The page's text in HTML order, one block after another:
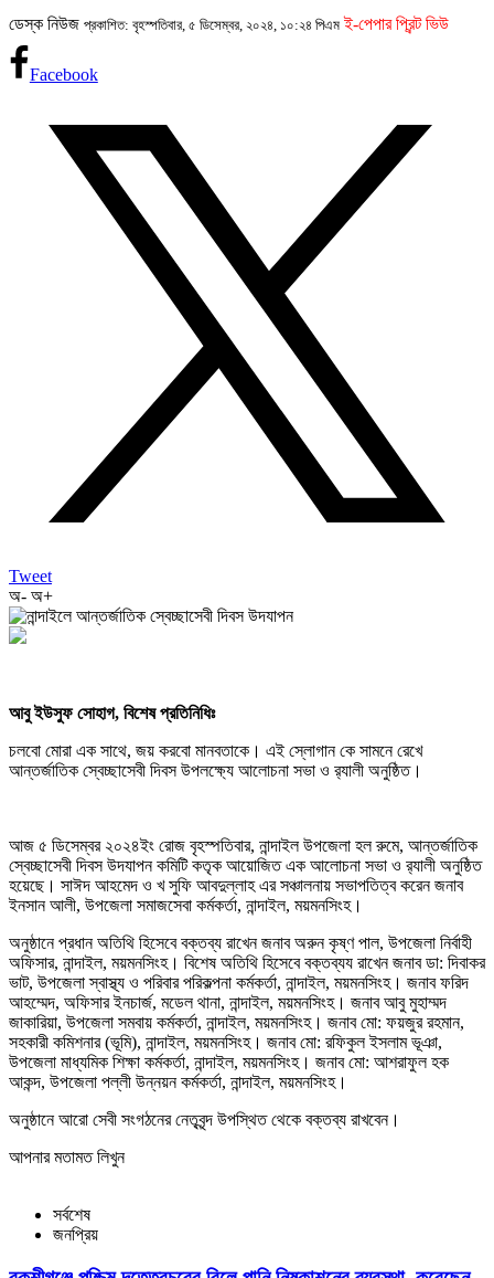
ডেস্ক নিউজ প্রকাশিত: বৃহস্পতিবার, ৫ ডিসেম্বর, ২০২৪, ১০:২৪ পিএম ই-পেপার প্রিন্ট ভিউ
Facebook
Tweet
অ- অ+
আবু ইউসুফ সোহাগ, বিশেষ প্রতিনিধিঃ
চলবো মোরা এক সাথে, জয় করবো মানবতাকে। এই স্লোগান কে সামনে রেখে
আন্তর্জাতিক স্বেচ্ছাসেবী দিবস উপলক্ষ্যে আলোচনা সভা ও র‍্যালী অনুষ্ঠিত।
আজ ৫ ডিসেম্বর ২০২৪ইং রোজ বৃহস্পতিবার, নান্দাইল উপজেলা হল রুমে, আন্তর্জাতিক
স্বেচ্ছাসেবী দিবস উদযাপন কমিটি কতৃক আয়োজিত এক আলোচনা সভা ও র‍্যালী অনুষ্ঠিত
হয়েছে। সাঈদ আহমেদ ও খ সুফি আবদুল্লাহ এর সঞ্চালনায় সভাপতিত্ব করেন জনাব
ইনসান আলী, উপজেলা সমাজসেবা কর্মকর্তা, নান্দাইল, ময়মনসিংহ।
অনুষ্ঠানে প্রধান অতিথি হিসেবে বক্তব্য রাখেন জনাব অরুন কৃষ্ণ পাল, উপজেলা নির্বাহী
অফিসার, নান্দাইল, ময়মনসিংহ। বিশেষ অতিথি হিসেবে বক্তব্যয রাখেন জনাব ডা: দিবাকর
ভাট, উপজেলা স্বাস্থ্য ও পরিবার পরিকল্পনা কর্মকর্তা, নান্দাইল, ময়মনসিংহ। জনাব ফরিদ
আহম্মেদ, অফিসার ইনচার্জ, মডেল থানা, নান্দাইল, ময়মনসিংহ। জনাব আবু মুহাম্মদ
জাকারিয়া, উপজেলা সমবায় কর্মকর্তা, নান্দাইল, ময়মনসিংহ। জনাব মো: ফয়জুর রহমান,
সহকারী কমিশনার (ভূমি), নান্দাইল, ময়মনসিংহ। জনাব মো: রফিকুল ইসলাম ভূঞা,
উপজেলা মাধ্যমিক শিক্ষা কর্মকর্তা, নান্দাইল, ময়মনসিংহ। জনাব মো: আশরাফুল হক
আকন্দ, উপজেলা পল্লী উন্নয়ন কর্মকর্তা, নান্দাইল, ময়মনসিংহ।
অনুষ্ঠানে আরো সেবী সংগঠনের নেতৃবৃন্দ উপস্থিত থেকে বক্তব্য রাখবেন।
আপনার মতামত লিখুন
সর্বশেষ
জনপ্রিয়